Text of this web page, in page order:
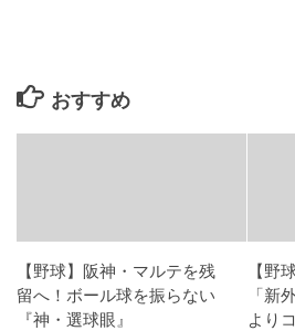
おすすめ
【野球】阪神・マルテを残
留へ！ボール球を振らない
『神・選球眼』
【野
「新
より